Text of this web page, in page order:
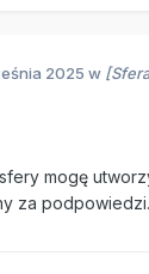
2025 w
mogę
za podpowiedzi.